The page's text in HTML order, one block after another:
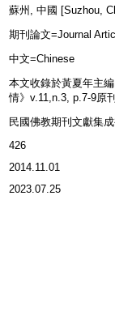
蘇州, 中國 [Suzhou,
期刊論文=Journal
中文=Chinese
本文收錄於黃夏年主
情》v.11,n.3, p.7-9原
民國佛教期刊文獻集
426
2014.11.01
2023.07.25